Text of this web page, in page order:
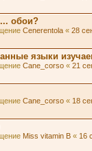
обои?
Cenerentola « 28
языки
Cane_corso « 21
Cane_corso « 18
Miss vitamin B « 16